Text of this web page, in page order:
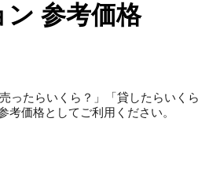
ン 参考価格
ったらいくら？」「貸したらいく
考価格としてご利用ください。